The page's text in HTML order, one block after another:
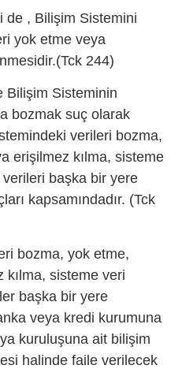
de , Bilişim Sistemini
yok etme veya
244)
Bilişim Sisteminin
bozmak suç olarak
verileri bozma,
erişilmez kılma, sisteme
başka bir yere
kapsamındadır. (Tck
bozma, yok etme,
sisteme veri
başka bir yere
veya kredi kurumuna
kuruluşuna ait bilişim
halinde faile verilecek